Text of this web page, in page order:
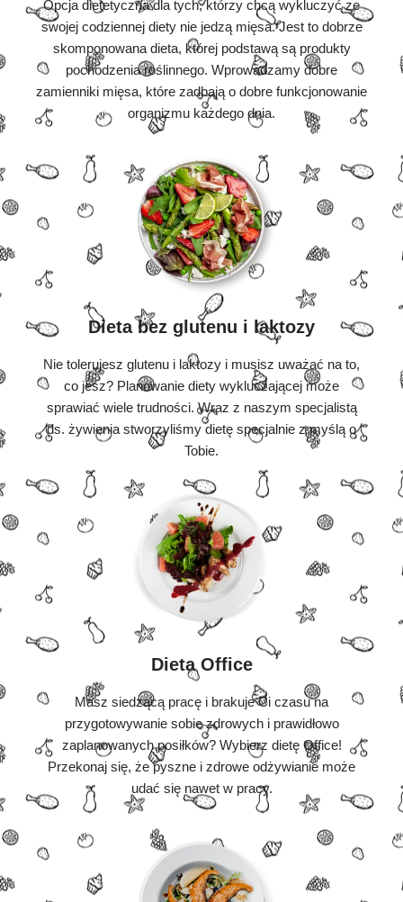
Opcja dietetyczna dla tych, którzy chcą wykluczyć ze
swojej codziennej diety nie jedzą mięsa. Jest to dobrze
skomponowana dieta, której podstawą są produkty
pochodzenia roślinnego. Wprowadzamy dobre
zamienniki mięsa, które zadbają o dobre funkcjonowanie
organizmu każdego dnia.
Dieta bez glutenu i laktozy
Nie tolerujesz glutenu i laktozy i musisz uważać na to,
co jesz? Planowanie diety wykluczającej może
sprawiać wiele trudności. Wraz z naszym specjalistą
ds. żywienia stworzyliśmy dietę specjalnie z myślą o
Tobie.
Dieta Office
Masz siedzącą pracę i brakuje Ci czasu na
przygotowywanie sobie zdrowych i prawidłowo
zaplanowanych posiłków? Wybierz dietę Office!
Przekonaj się, że pyszne i zdrowe odżywianie może
udać się nawet w pracy.